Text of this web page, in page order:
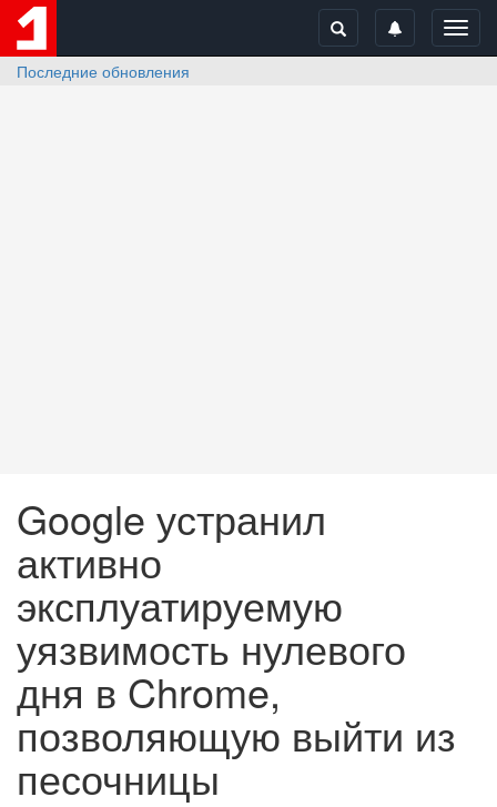
Последние обновления
Google устранил
активно
эксплуатируемую
уязвимость нулевого
дня в Chrome,
позволяющую выйти из
песочницы